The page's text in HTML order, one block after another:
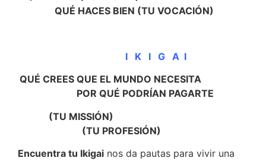
QUÉ HACES BIEN (TU VOCACIÓN)
I K I G A I
QUÉ CREES QUE EL MUNDO NECESITA
POR QUÉ PODRÍAN PAGARTE
(TU MISSIÓN)
(TU PROFESIÓN)
Encuentra tu Ikigai nos da pautas para vivir una